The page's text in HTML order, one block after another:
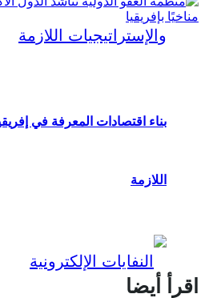
بناء اقتصادات المعرفة في
اللازمة
اقرأ أيضا